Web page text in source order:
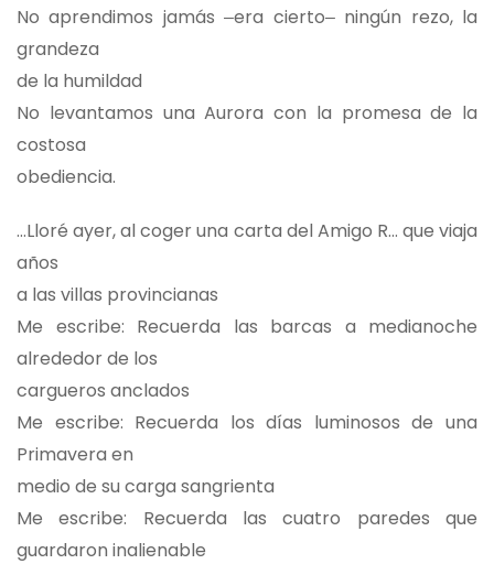
No aprendimos jamás ‒era cierto‒ ningún rezo, la
grandeza
de la humildad
No levantamos una Aurora con la promesa de la
costosa
obediencia.
…Lloré ayer, al coger una carta del Amigo R… que viaja
años
a las villas provincianas
Me escribe: Recuerda las barcas a medianoche
alrededor de los
cargueros anclados
Me escribe: Recuerda los días luminosos de una
Primavera en
medio de su carga sangrienta
Me escribe: Recuerda las cuatro paredes que
guardaron inalienable